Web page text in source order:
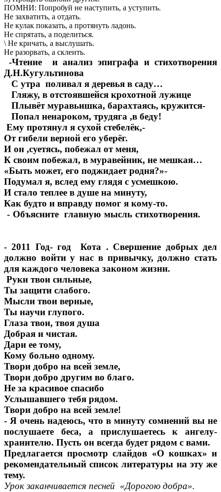
ПОМНИ: Попробуй не наступить, а уступить.
Не захватить, а отдать.
Не кулак показать, а протянуть ладонь.
Не спрятать, а поделиться.
\ Не кричать, а выслушать.
Не разорвать, а склеить.
-Чтение и анализ эпиграфа и стихотворения
Д.Н.Кугультинова
С утра поливал я деревья в саду…
Гляжу, в отстоявшейся крохотной лужице
Плывёт муравьишка, барахтаясь, кружится-
Попал ненароком, трудяга ,в беду!
Ему протянул я сухой стебелёк,-
От гибели верной его уберёг.
И он ,суетясь, побежал от меня,
К своим побежал, в муравейник, не мешкая…
«Быть может, его поджидает родня?»-
Подумал я, вслед ему глядя с усмешкою.
И стало теплее в душе на минуту,
Как будто и вправду помог я кому-то.
- Объясните главную мысль стихотворения.
- 2011 Год- год Кота . Свершение добрых дел
должно войти у нас в привычку, должно стать
для каждого человека законом жизни.
Руки твои сильные,
Ты защити слабого.
Мысли твои верные,
Ты научи глупого.
Глаза твои, твоя душа
Добрая и чистая.
Дари ее тому,
Кому больно одному.
Твори добро на всей земле,
Твори добро другим во благо.
Не за красивое спасибо
Услышавшего тебя рядом.
Твори добро на всей земле!
- Я очень надеюсь, что в минуту сомнений вы не
послушаете беса, а прислушаетесь к ангелу-
хранителю. Пусть он всегда будет рядом с вами.
Предлагается просмотр слайдов «О кошках» и
рекомендательный список литературы на эту же
тему.
Урок заканчивается песней «Дорогою добра».